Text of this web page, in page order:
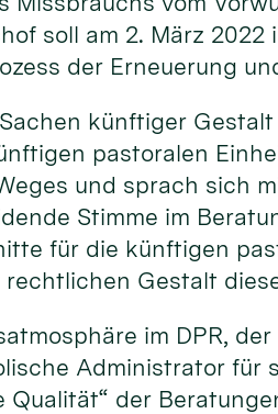
soll am 2. März
der Erneuerung
künftiger
pastoralen
und sprach sich
Stimme im
für die künftigen
Gestalt
im DPR,
Administrator für
der